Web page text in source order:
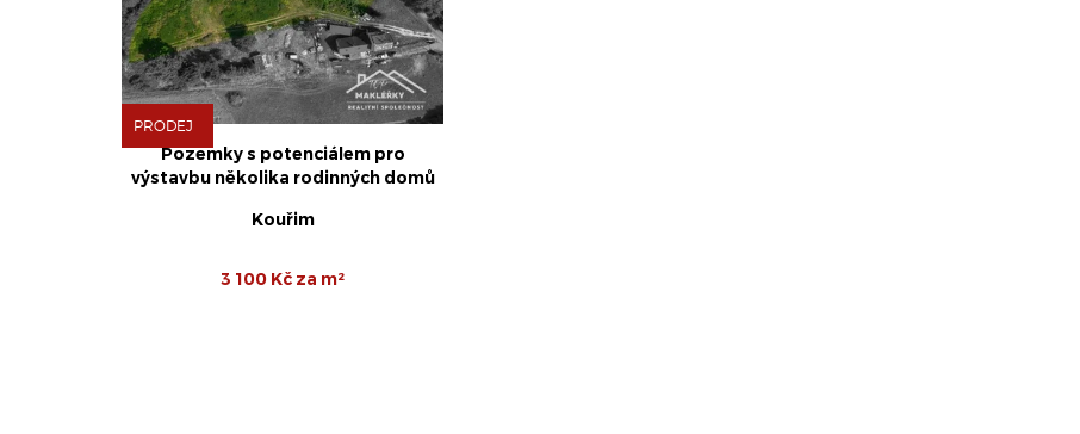
PRODEJ
Pozemky s potenciálem pro
výstavbu několika rodinných domů
Kouřim
3 100 Kč za m²